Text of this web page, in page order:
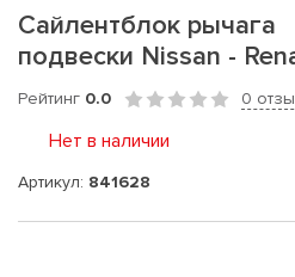
Сайлентблок рычага
подвески Nissan -
Рейтинг 0.0 0
Нет в наличии
Артикул: 841628